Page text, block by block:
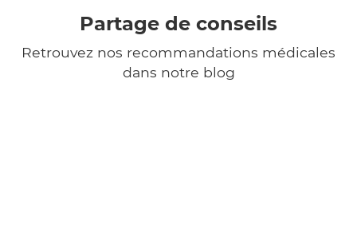
Partage de conseils
Retrouvez nos recommandations médicales
dans notre blog